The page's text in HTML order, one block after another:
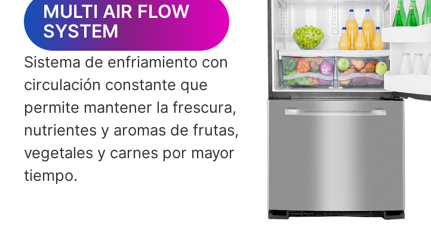
MULTI AIR FLOW
SYSTEM
Sistema de enfriamiento con
circulación constante que
permite mantener la frescura,
nutrientes y aromas de frutas,
vegetales y carnes por mayor
tiempo.